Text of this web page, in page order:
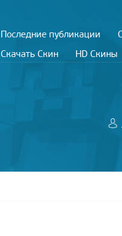
Последние публикации
Скачать Скин
HD Скины